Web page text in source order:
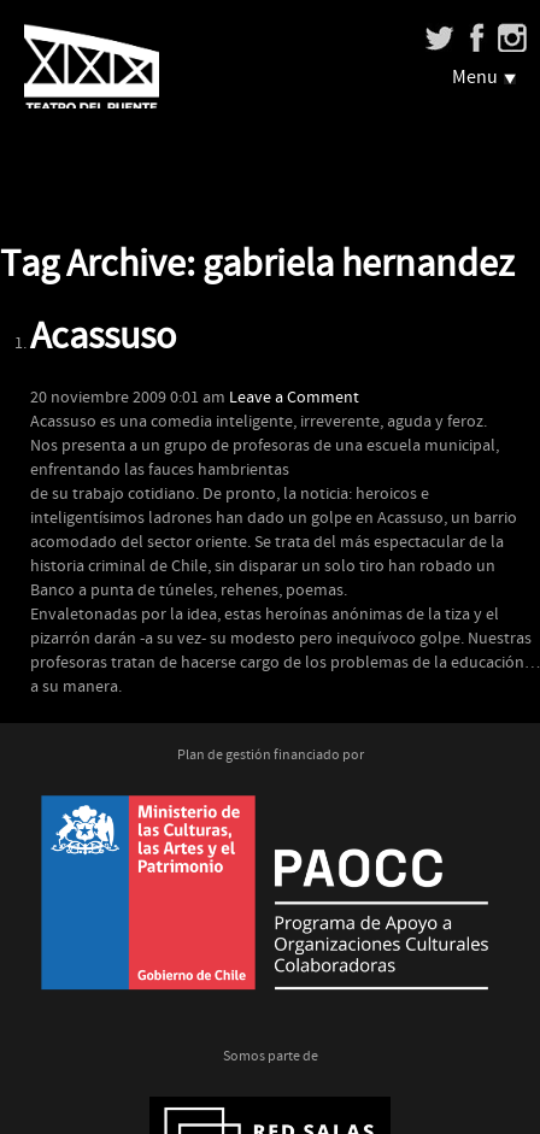
Menu
Tag Archive: gabriela hernandez
Acassuso
20 noviembre 2009 0:01 am Leave a Comment
Acassuso es una comedia inteligente, irreverente, aguda y feroz.
Nos presenta a un grupo de profesoras de una escuela municipal,
enfrentando las fauces hambrientas
de su trabajo cotidiano. De pronto, la noticia: heroicos e
inteligentísimos ladrones han dado un golpe en Acassuso, un barrio
acomodado del sector oriente. Se trata del más espectacular de la
historia criminal de Chile, sin disparar un solo tiro han robado un
Banco a punta de túneles, rehenes, poemas.
Envaletonadas por la idea, estas heroínas anónimas de la tiza y el
pizarrón darán -a su vez- su modesto pero inequívoco golpe. Nuestras
profesoras tratan de hacerse cargo de los problemas de la educación…
a su manera.
Plan de gestión financiado por
Somos parte de